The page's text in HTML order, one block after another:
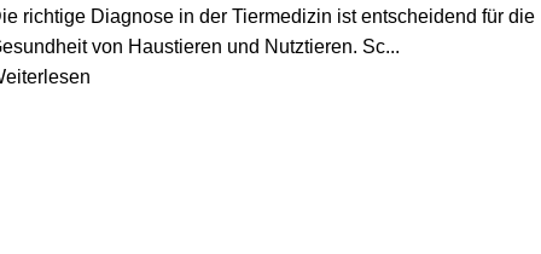
richtige Diagnose in der Tiermedizin ist entscheidend für die
von Haustieren und Nutztieren. Sc...